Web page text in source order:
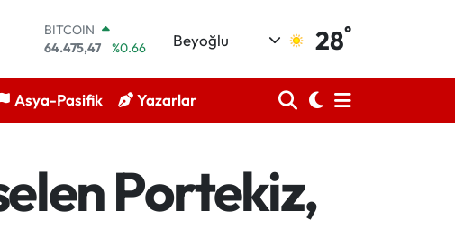
DOLAR
47,5986
%0.06
STERLİN
64,2438
%0.21
BİST100
13.703
%0
BITCOIN
Beyoğlu 28°
Asya-Pasifik Yazarlar
Portekiz,